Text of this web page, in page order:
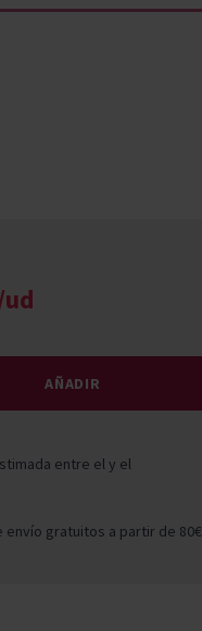
AÑADIR
entre ely el
envío gratuitos a partir de 80€